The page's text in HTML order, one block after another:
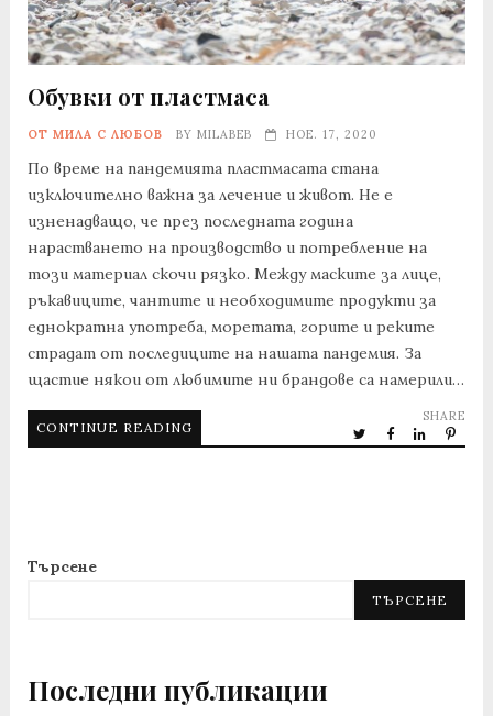
Обувки от пластмаса
ОТ МИЛА С ЛЮБОВ BY MILABEB НОЕ. 17, 2020
По време на пандемията пластмасата стана
изключително важна за лечение и живот. Не е
изненадващо, че през последната година
нарастването на производство и потребление на
този материал скочи рязко. Между маските за лице,
ръкавиците, чантите и необходимите продукти за
еднократна употреба, моретата, горите и реките
страдат от последиците на нашата пандемия. За
щастие някои от любимите ни брандове са намерили…
CONTINUE READING
SHARE
Търсене
ТЪРСЕНЕ
Последни публикации